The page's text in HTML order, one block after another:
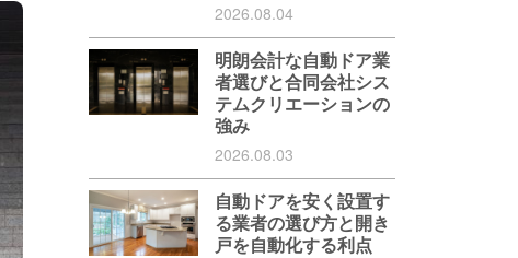
2026.08.04
明朗会計な自動ドア業
者選びと合同会社シス
テムクリエーションの
強み
2026.08.03
自動ドアを安く設置す
る業者の選び方と開き
戸を自動化する利点